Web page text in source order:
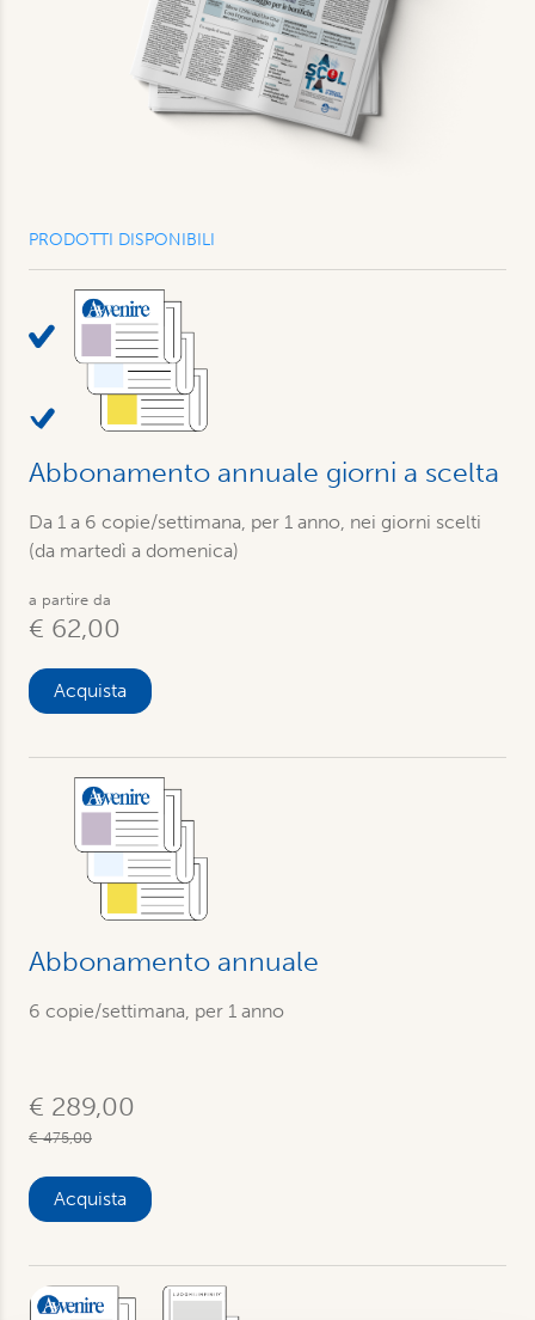
PRODOTTI DISPONIBILI
Abbonamento annuale giorni a scelta
Da 1 a 6 copie/settimana, per 1 anno, nei giorni scelti
(da martedì a domenica)
a partire da
€ 62,00
Acquista
Abbonamento annuale
6 copie/settimana, per 1 anno
€ 289,00
€ 475,00
Acquista